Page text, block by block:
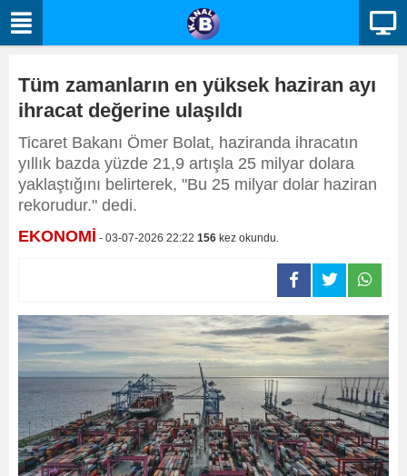
Tüm zamanların en yüksek haziran ayı
ihracat değerine ulaşıldı
Ticaret Bakanı Ömer Bolat, haziranda ihracatın
yıllık bazda yüzde 21,9 artışla 25 milyar dolara
yaklaştığını belirterek, "Bu 25 milyar dolar haziran
rekorudur." dedi.
EKONOMİ - 03-07-2026 22:22 156 kez okundu.